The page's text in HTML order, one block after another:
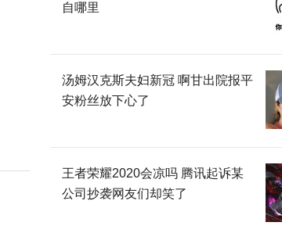
自哪里
汤姆汉克斯夫妇新冠 啊甘出院报平
安粉丝放下心了
王者荣耀2020会凉吗 腾讯起诉某
公司抄袭网友们却笑了